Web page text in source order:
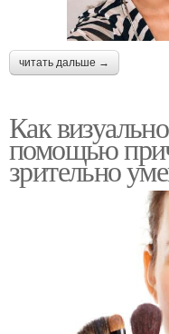
читать дальше →
Как
помощью
зрительно